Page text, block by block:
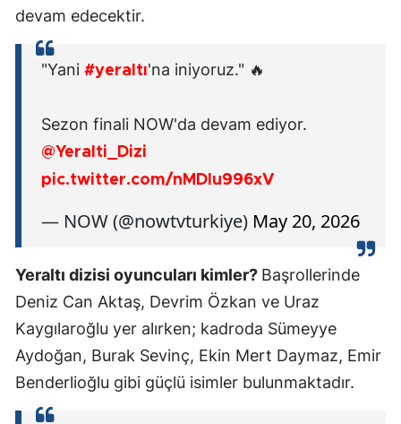
devam edecektir.
"Yani #yeraltı'na iniyoruz." 🔥
Sezon finali NOW'da devam ediyor.
@Yeralti_Dizi
pic.twitter.com/nMDlu996xV
— NOW (@nowtvturkiye) May 20, 2026
Yeraltı dizisi oyuncuları kimler? Başrollerinde
Deniz Can Aktaş, Devrim Özkan ve Uraz
Kaygılaroğlu yer alırken; kadroda Sümeyye
Aydoğan, Burak Sevinç, Ekin Mert Daymaz, Emir
Benderlioğlu gibi güçlü isimler bulunmaktadır.